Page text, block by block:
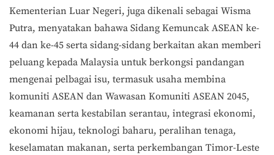
Kementerian Luar Negeri, juga dikenali sebagai Wisma
Putra, menyatakan bahawa Sidang Kemuncak ASEAN ke-
44 dan ke-45 serta sidang-sidang berkaitan akan memberi
peluang kepada Malaysia untuk berkongsi pandangan
mengenai pelbagai isu, termasuk usaha membina
komuniti ASEAN dan Wawasan Komuniti ASEAN 2045,
keamanan serta kestabilan serantau, integrasi ekonomi,
ekonomi hijau, teknologi baharu, peralihan tenaga,
keselamatan makanan, serta perkembangan Timor-Leste